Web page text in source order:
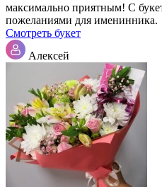
максимально приятным! С
пожеланиями для именинника.
Смотреть букет
Алексей